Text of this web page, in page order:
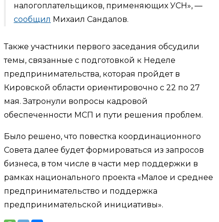
налогоплательщиков, применяющих УСН», —
сообщил Михаил Сандалов.
Также участники первого заседания обсудили
темы, связанные с подготовкой к Неделе
предпринимательства, которая пройдет в
Кировской области ориентировочно с 22 по 27
мая. Затронули вопросы кадровой
обеспеченности МСП и пути решения проблем.
Было решено, что повестка координационного
Совета далее будет формироваться из запросов
бизнеса, в том числе в части мер поддержки в
рамках национального проекта «Малое и среднее
предпринимательство и поддержка
предпринимательской инициативы».